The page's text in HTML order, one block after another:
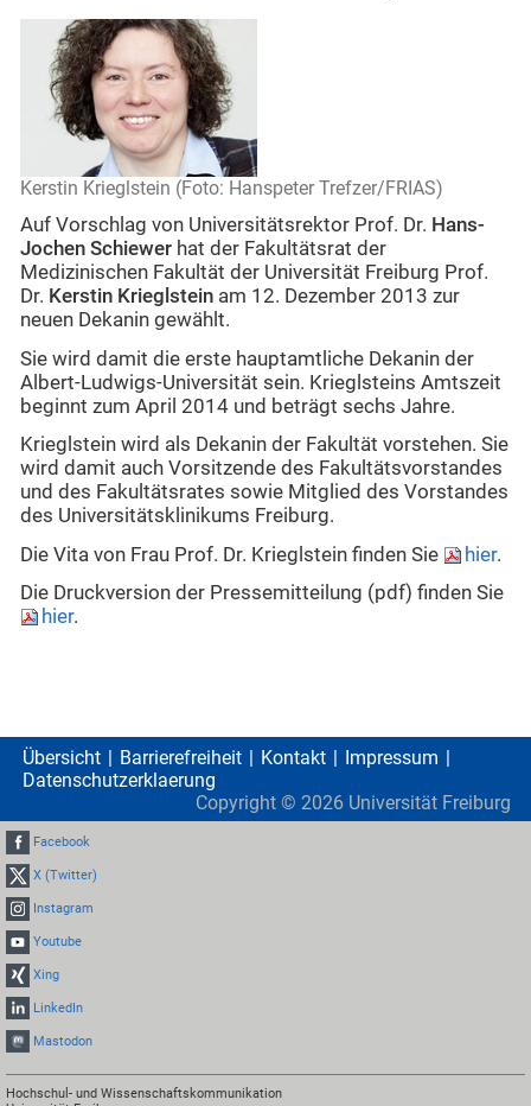
Kerstin Krieglstein (Foto: Hanspeter Trefzer/FRIAS)
Auf Vorschlag von Universitätsrektor Prof. Dr. Hans-
Jochen Schiewer hat der Fakultätsrat der
Medizinischen Fakultät der Universität Freiburg Prof.
Dr. Kerstin Krieglstein am 12. Dezember 2013 zur
neuen Dekanin gewählt.
Sie wird damit die erste hauptamtliche Dekanin der
Albert-Ludwigs-Universität sein. Krieglsteins Amtszeit
beginnt zum April 2014 und beträgt sechs Jahre.
Krieglstein wird als Dekanin der Fakultät vorstehen. Sie
wird damit auch Vorsitzende des Fakultätsvorstandes
und des Fakultätsrates sowie Mitglied des Vorstandes
des Universitätsklinikums Freiburg.
Die Vita von Frau Prof. Dr. Krieglstein finden Sie
hier.
Die Druckversion der Pressemitteilung (pdf) finden Sie
hier.
Übersicht Barrierefreiheit Kontakt
Impressum
Datenschutzerklaerung
Copyright © 2026 Universität Freiburg
Facebook
X (Twitter)
Instagram
Youtube
Xing
LinkedIn
Mastodon
Hochschul- und Wissenschaftskommunikation